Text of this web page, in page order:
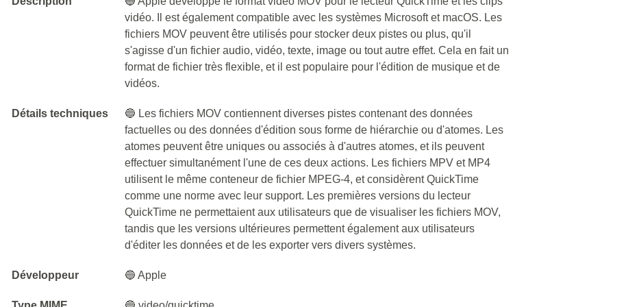
vidéo. Il est également compatible avec les systèmes Microsoft et macOS. Les
fichiers MOV peuvent être utilisés pour stocker deux pistes ou plus, qu'il
s'agisse d'un fichier audio, vidéo, texte, image ou tout autre effet. Cela en fait un
format de fichier très flexible, et il est populaire pour l'édition de musique et de
vidéos.
Détails techniques
🔵 Les fichiers MOV contiennent diverses pistes contenant des données
factuelles ou des données d'édition sous forme de hiérarchie ou d'atomes. Les
atomes peuvent être uniques ou associés à d'autres atomes, et ils peuvent
effectuer simultanément l'une de ces deux actions. Les fichiers MPV et MP4
utilisent le même conteneur de fichier MPEG-4, et considèrent QuickTime
comme une norme avec leur support. Les premières versions du lecteur
QuickTime ne permettaient aux utilisateurs que de visualiser les fichiers MOV,
tandis que les versions ultérieures permettent également aux utilisateurs
d'éditer les données et de les exporter vers divers systèmes.
Développeur 🔵 Apple